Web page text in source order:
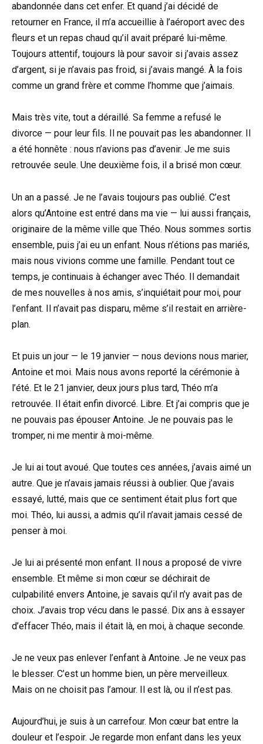
abandonnée dans cet enfer. Et quand j’ai décidé de
retourner en France, il m’a accueillie à l’aéroport avec des
fleurs et un repas chaud qu’il avait préparé lui-même.
Toujours attentif, toujours là pour savoir si j’avais assez
d’argent, si je n’avais pas froid, si j’avais mangé. À la fois
comme un grand frère et comme l’homme que j’aimais.
Mais très vite, tout a déraillé. Sa femme a refusé le
divorce — pour leur fils. Il ne pouvait pas les abandonner. Il
a été honnête : nous n’avions pas d’avenir. Je me suis
retrouvée seule. Une deuxième fois, il a brisé mon cœur.
Un an a passé. Je ne l’avais toujours pas oublié. C’est
alors qu’Antoine est entré dans ma vie — lui aussi français,
originaire de la même ville que Théo. Nous sommes sortis
ensemble, puis j’ai eu un enfant. Nous n’étions pas mariés,
mais nous vivions comme une famille. Pendant tout ce
temps, je continuais à échanger avec Théo. Il demandait
de mes nouvelles à nos amis, s’inquiétait pour moi, pour
l’enfant. Il n’avait pas disparu, même s’il restait en arrière-
plan.
Et puis un jour — le 19 janvier — nous devions nous marier,
Antoine et moi. Mais nous avons reporté la cérémonie à
l’été. Et le 21 janvier, deux jours plus tard, Théo m’a
retrouvée. Il était enfin divorcé. Libre. Et j’ai compris que je
ne pouvais pas épouser Antoine. Je ne pouvais pas le
tromper, ni me mentir à moi-même.
Je lui ai tout avoué. Que toutes ces années, j’avais aimé un
autre. Que je n’avais jamais réussi à oublier. Que j’avais
essayé, lutté, mais que ce sentiment était plus fort que
moi. Théo, lui aussi, a admis qu’il n’avait jamais cessé de
penser à moi.
Je lui ai présenté mon enfant. Il nous a proposé de vivre
ensemble. Et même si mon cœur se déchirait de
culpabilité envers Antoine, je savais qu’il n’y avait pas de
choix. J’avais trop vécu dans le passé. Dix ans à essayer
d’effacer Théo, mais il était là, en moi, à chaque seconde.
Je ne veux pas enlever l’enfant à Antoine. Je ne veux pas
le blesser. C’est un homme bien, un père merveilleux.
Mais on ne choisit pas l’amour. Il est là, ou il n’est pas.
Aujourd’hui, je suis à un carrefour. Mon cœur bat entre la
douleur et l’espoir. Je regarde mon enfant dans les yeux